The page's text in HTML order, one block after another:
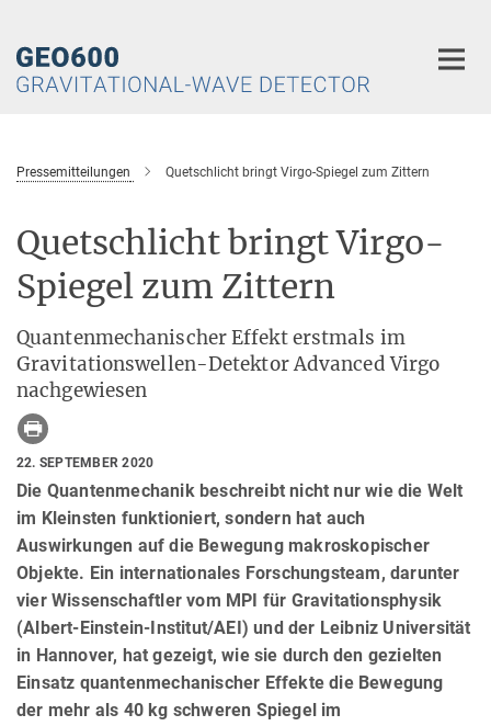
Pressemitteilungen Quetschlicht bringt Virgo-Spiegel zum Zittern
Quetschlicht bringt Virgo-
Spiegel zum Zittern
Quantenmechanischer Effekt erstmals im
Gravitationswellen-Detektor Advanced Virgo
nachgewiesen
22. SEPTEMBER 2020
Die Quantenmechanik beschreibt nicht nur wie die Welt
im Kleinsten funktioniert, sondern hat auch
Auswirkungen auf die Bewegung makroskopischer
Objekte. Ein internationales Forschungsteam, darunter
vier Wissenschaftler vom MPI für Gravitationsphysik
(Albert-Einstein-Institut/AEI) und der Leibniz Universität
in Hannover, hat gezeigt, wie sie durch den gezielten
Einsatz quantenmechanischer Effekte die Bewegung
der mehr als 40 kg schweren Spiegel im